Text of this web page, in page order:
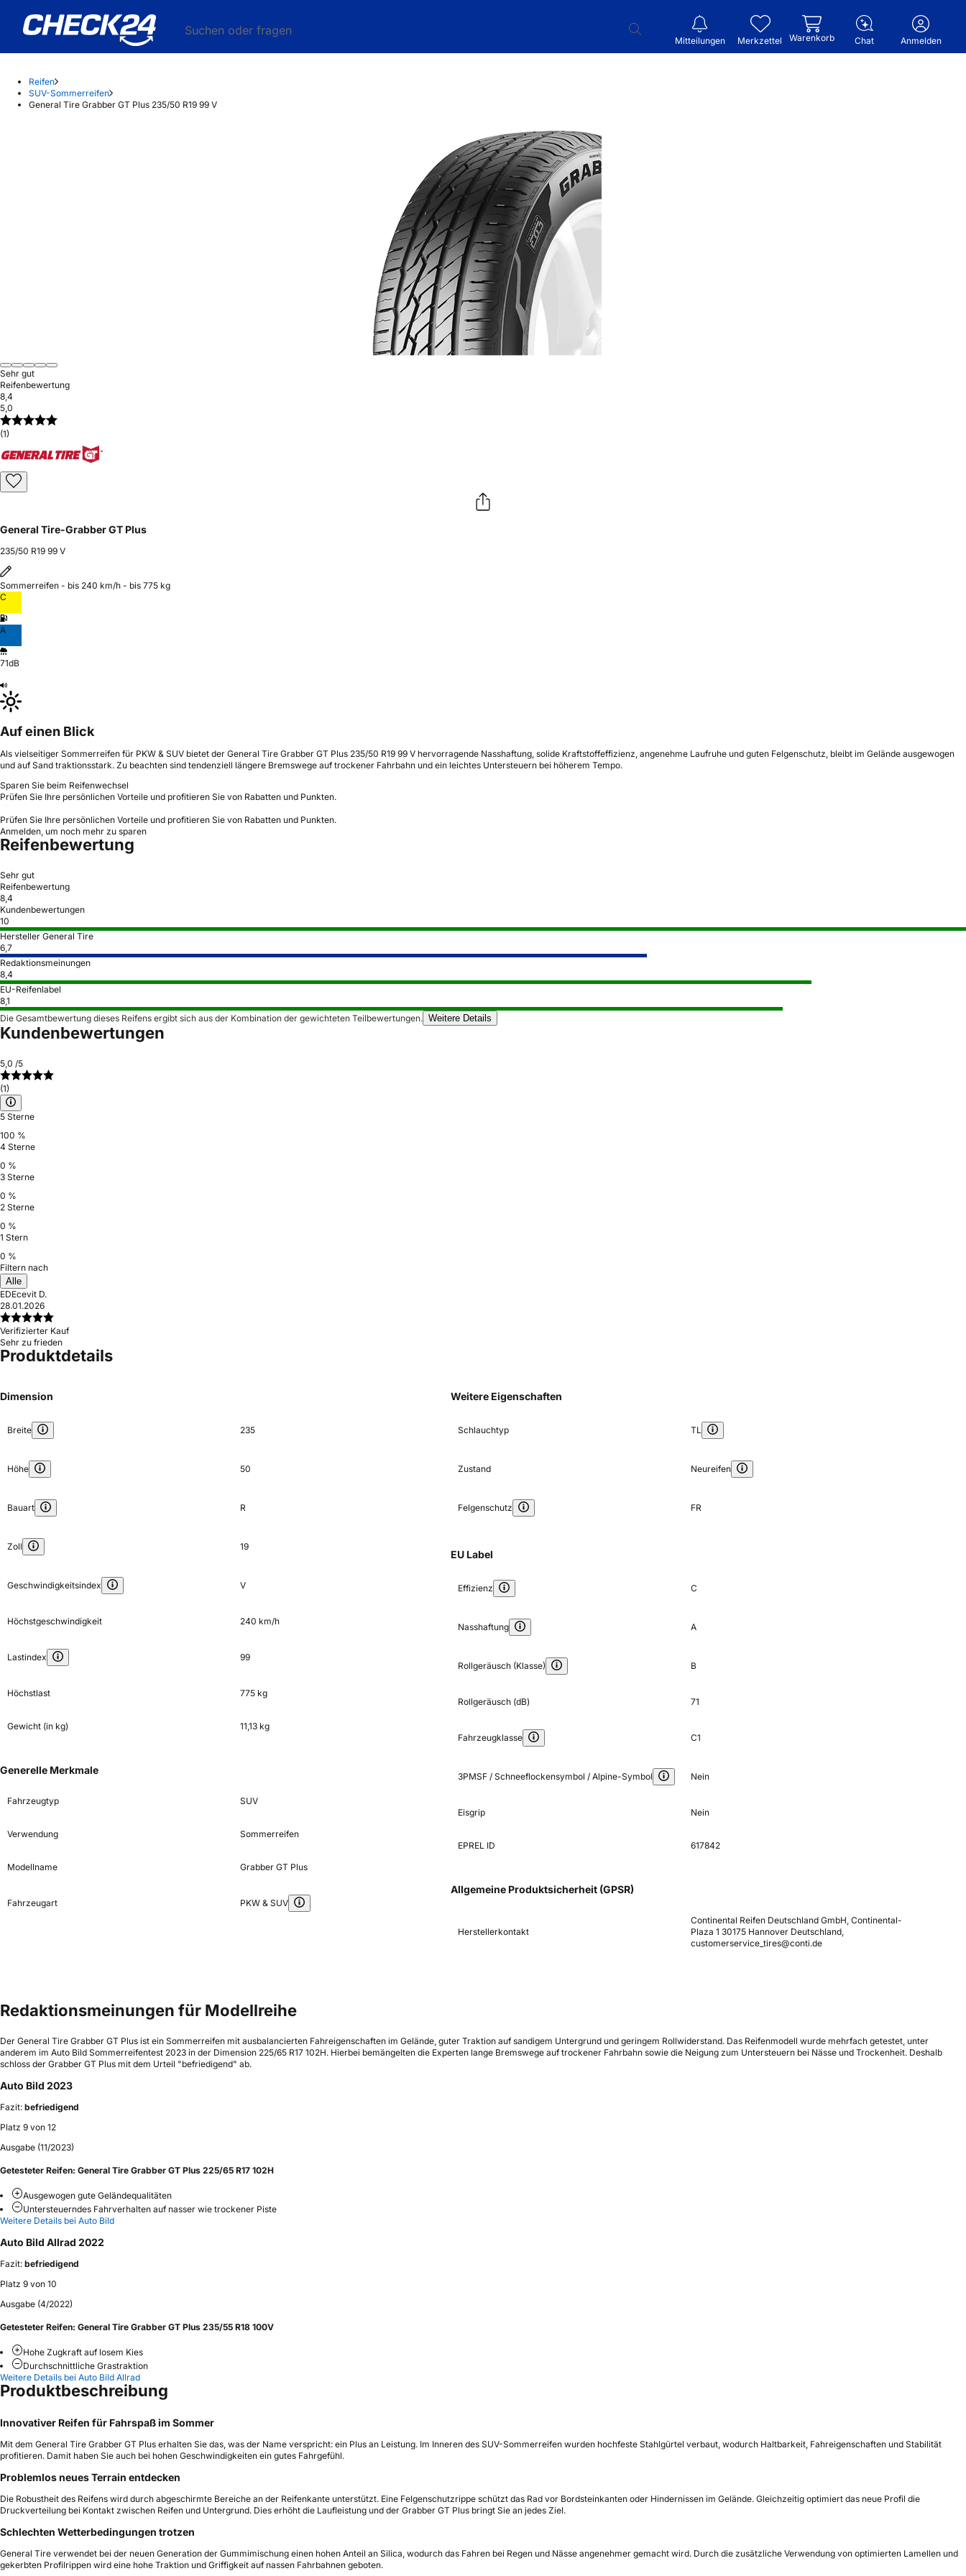
Suchen oder fragen
Mitteilungen Merkzettel Warenkorb Chat Anmelden
Reifen
SUV-Sommerreifen
General Tire Grabber GT Plus 235/50 R19 99 V
Sehr gut
Reifenbewertung
8,4
5,0
(1)
General Tire-Grabber GT Plus
235/50 R19 99 V
Sommerreifen - bis 240 km/h - bis 775 kg
C
A
71dB
Auf einen Blick
Als vielseitiger Sommerreifen für PKW & SUV bietet der General Tire Grabber GT Plus 235/50 R19 99 V hervorragende Nasshaftung, solide Kraftstoffeffizienz, angenehme Laufruhe und guten Felgenschutz, bleibt im Gelände ausgewogen
und auf Sand traktionsstark. Zu beachten sind tendenziell längere Bremswege auf trockener Fahrbahn und ein leichtes Untersteuern bei höherem Tempo.
Sparen Sie beim Reifenwechsel
Prüfen Sie Ihre persönlichen Vorteile und profitieren Sie von Rabatten und Punkten.
Prüfen Sie Ihre persönlichen Vorteile und profitieren Sie von Rabatten und Punkten.
Anmelden, um noch mehr zu sparen
Reifenbewertung
Sehr gut
Reifenbewertung
8,4
Kundenbewertungen
10
Hersteller General Tire
6,7
Redaktionsmeinungen
8,4
EU-Reifenlabel
8,1
Die Gesamtbewertung dieses Reifens ergibt sich aus der Kombination der gewichteten Teilbewertungen. Weitere Details
Kundenbewertungen
5,0 /5
(1)
5 Sterne
100 %
4 Sterne
0 %
3 Sterne
0 %
2 Sterne
0 %
1 Stern
0 %
Filtern nach
Alle
EDEcevit D.
28.01.2026
Verifizierter Kauf
Sehr zu frieden
Produktdetails
Dimension
Breite 235
Höhe 50
Bauart R
Zoll 19
Geschwindigkeitsindex V
Höchstgeschwindigkeit 240 km/h
Lastindex 99
Höchstlast 775 kg
Gewicht (in kg) 11,13 kg
Generelle Merkmale
Fahrzeugtyp SUV
Verwendung Sommerreifen
Modellname Grabber GT Plus
Fahrzeugart PKW & SUV
Weitere Eigenschaften
Schlauchtyp TL
Zustand Neureifen
Felgenschutz FR
EU Label
Effizienz C
Nasshaftung A
Rollgeräusch (Klasse) B
Rollgeräusch (dB) 71
Fahrzeugklasse C1
3PMSF / Schneeflockensymbol / Alpine-Symbol Nein
Eisgrip Nein
EPREL ID 617842
Allgemeine Produktsicherheit (GPSR)
Herstellerkontakt
Continental Reifen Deutschland GmbH, Continental-
Plaza 1 30175 Hannover Deutschland,
customerservice_tires@conti.de
Redaktionsmeinungen für Modellreihe
Der General Tire Grabber GT Plus ist ein Sommerreifen mit ausbalancierten Fahreigenschaften im Gelände, guter Traktion auf sandigem Untergrund und geringem Rollwiderstand. Das Reifenmodell wurde mehrfach getestet, unter
anderem im Auto Bild Sommerreifentest 2023 in der Dimension 225/65 R17 102H. Hierbei bemängelten die Experten lange Bremswege auf trockener Fahrbahn sowie die Neigung zum Untersteuern bei Nässe und Trockenheit. Deshalb
schloss der Grabber GT Plus mit dem Urteil "befriedigend" ab.
Auto Bild 2023
Fazit: befriedigend
Platz 9 von 12
Ausgabe (11/2023)
Getesteter Reifen: General Tire Grabber GT Plus 225/65 R17 102H
Ausgewogen gute Geländequalitäten
Untersteuerndes Fahrverhalten auf nasser wie trockener Piste
Weitere Details bei Auto Bild
Auto Bild Allrad 2022
Fazit: befriedigend
Platz 9 von 10
Ausgabe (4/2022)
Getesteter Reifen: General Tire Grabber GT Plus 235/55 R18 100V
Hohe Zugkraft auf losem Kies
Durchschnittliche Grastraktion
Weitere Details bei Auto Bild Allrad
Produktbeschreibung
Innovativer Reifen für Fahrspaß im Sommer
Mit dem General Tire Grabber GT Plus erhalten Sie das, was der Name verspricht: ein Plus an Leistung. Im Inneren des SUV-Sommerreifen wurden hochfeste Stahlgürtel verbaut, wodurch Haltbarkeit, Fahreigenschaften und Stabilität
profitieren. Damit haben Sie auch bei hohen Geschwindigkeiten ein gutes Fahrgefühl.
Problemlos neues Terrain entdecken
Die Robustheit des Reifens wird durch abgeschirmte Bereiche an der Reifenkante unterstützt. Eine Felgenschutzrippe schützt das Rad vor Bordsteinkanten oder Hindernissen im Gelände. Gleichzeitig optimiert das neue Profil die
Druckverteilung bei Kontakt zwischen Reifen und Untergrund. Dies erhöht die Laufleistung und der Grabber GT Plus bringt Sie an jedes Ziel.
Schlechten Wetterbedingungen trotzen
General Tire verwendet bei der neuen Generation der Gummimischung einen hohen Anteil an Silica, wodurch das Fahren bei Regen und Nässe angenehmer gemacht wird. Durch die zusätzliche Verwendung von optimierten Lamellen und
gekerbten Profilrippen wird eine hohe Traktion und Griffigkeit auf nassen Fahrbahnen geboten.